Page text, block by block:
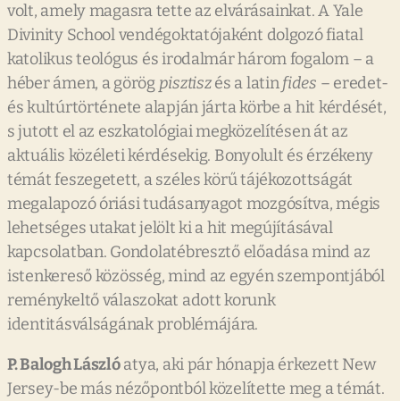
volt, amely magasra tette az elvárásainkat. A Yale
Divinity School vendégoktatójaként dolgozó fiatal
katolikus teológus és irodalmár három fogalom – a
héber ámen, a görög pisztiszés a latinfides – eredet-
és kultúrtörténete alapján járta körbe a hit kérdését,
s jutott el az eszkatológiai megközelítésen át az
aktuális közéleti kérdésekig. Bonyolult és érzékeny
témát feszegetett, a széles körű tájékozottságát
megalapozó óriási tudásanyagot mozgósítva, mégis
lehetséges utakat jelölt ki a hit megújításával
kapcsolatban. Gondolatébresztő előadása mind az
istenkereső közösség, mind az egyén szempontjából
reménykeltő válaszokat adott korunk
identitásválságának problémájára.
P. Balogh Lászlóatya, aki pár hónapja érkezett New
Jersey-be más nézőpontból közelítette meg a témát.